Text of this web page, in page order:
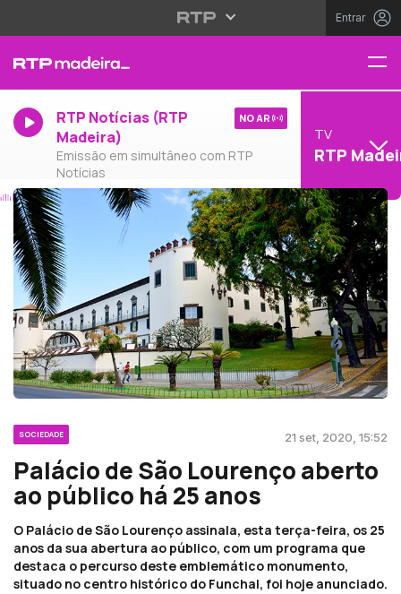
Entrar
RTP Notícias (RTP
Madeira)
Emissão em simultâneo com RTP
Notícias
NO AR
TV
RTP
SOCIEDADE 21 set, 2020, 15:52
Palácio de São Lourenço aberto
ao público há 25 anos
O Palácio de São Lourenço assinala, esta terça-feira, os 25
anos da sua abertura ao público, com um programa que
destaca o percurso deste emblemático monumento,
situado no centro histórico do Funchal, foi hoje anunciado.